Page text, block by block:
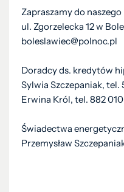
Zapraszamy do
ul. Zgorzelecka 12 w
boleslawiec@polnoc.pl
Doradcy ds. kredytów
Sylwia Szczepaniak, tel.
Erwina Król, tel. 882
Świadectwa
Przemysław